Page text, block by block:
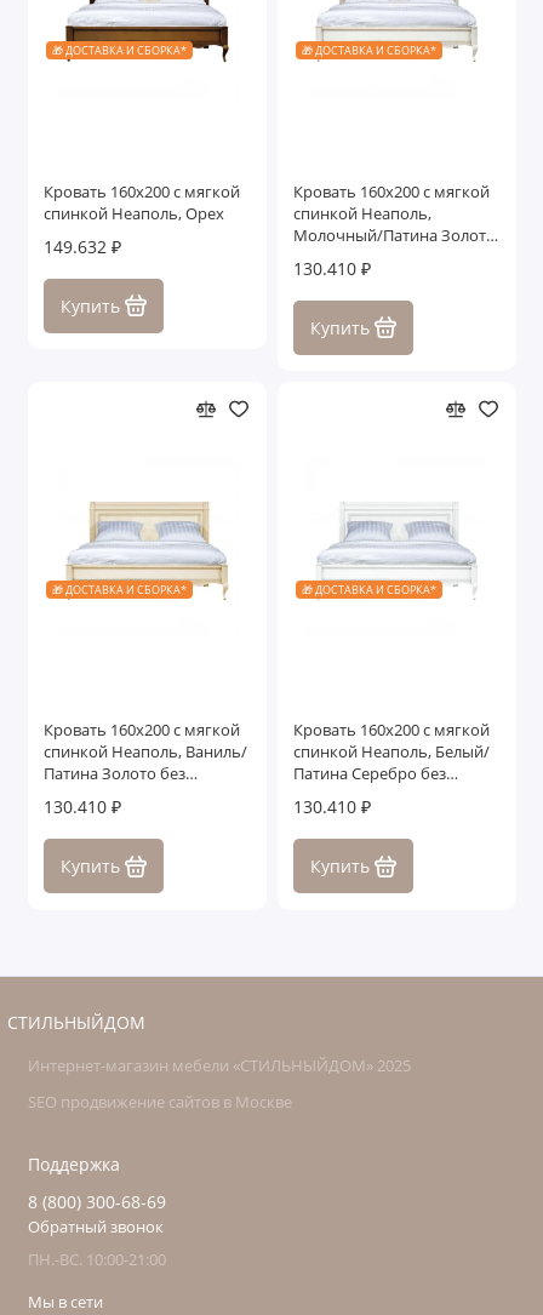
🎁 ДОСТАВКА И СБОРКА*
Кровать 160x200 с мягкой
спинкой Неаполь, Орех
149.632 ₽
Купить
🎁 ДОСТАВКА И СБОРКА*
Кровать 160x200 с мягкой
спинкой Неаполь,
Молочный/Патина Золото
130.410 ₽
Купить
🎁 ДОСТАВКА И СБОРКА*
Кровать 160x200 с мягкой
спинкой Неаполь, Ваниль/
Патина Золото без
130.410 ₽
Купить
🎁 ДОСТАВКА И СБОРКА*
Кровать 160x200 с мягкой
спинкой Неаполь, Белый/
Патина Серебро без
130.410 ₽
Купить
СТИЛЬНЫЙДОМ
Интернет-магазин мебели «СТИЛЬНЫЙДОМ» 2025
SEO продвижение сайтов в Москве
Поддержка
8 (800) 300-68-69
Обратный звонок
ПН.-ВС. 10:00-21:00
Мы в сети